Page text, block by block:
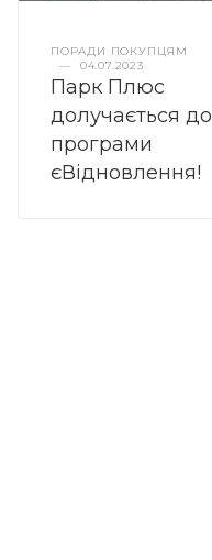
ПОРАДИ ПОКУПЦЯМ
—
04.07.2023
Парк Плюс
долучається до
програми
єВідновлення!